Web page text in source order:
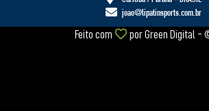
joao@lipatinsports.com.br
Feito com porGreen Digital -